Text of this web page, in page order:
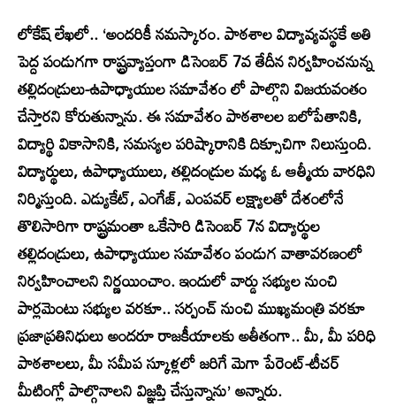
లోకేష్ లేఖలో.. ‘అందరికీ నమస్కారం. పాఠశాల విద్యావ్యవస్థకే అతి
పెద్ద పండుగగా రాష్ట్రవ్యాప్తంగా డిసెంబర్ 7వ తేదీన నిర్వహించనున్న
తల్లిదండ్రులు-ఉపాధ్యాయుల సమావేశం లో పాల్గొని విజయవంతం
చేస్తారని కోరుతున్నాను. ఈ సమావేశం పాఠశాలల బలోపేతానికి,
విద్యార్థి వికాసానికి, సమస్యల పరిష్కారానికి దిక్సూచిగా నిలుస్తుంది.
విద్యార్థులు, ఉపాధ్యాయులు, తల్లిదండ్రుల మధ్య ఓ ఆత్మీయ వారధిని
నిర్మిస్తుంది. ఎడ్యుకేట్, ఎంగేజ్, ఎంపవర్ లక్ష్యాలతో దేశంలోనే
తొలిసారిగా రాష్ట్రమంతా ఒకేసారి డిసెంబర్ 7న విద్యార్థుల
తల్లిదండ్రులు, ఉపాధ్యాయుల సమావేశం పండుగ వాతావరణంలో
నిర్వహించాలని నిర్ణయించాం. ఇందులో వార్డు సభ్యుల నుంచి
పార్లమెంటు సభ్యుల వరకూ.. సర్పంచ్ నుంచి ముఖ్యమంత్రి వరకూ
ప్రజాప్రతినిధులు అందరూ రాజకీయాలకు అతీతంగా.. మీ, మీ పరిధి
పాఠశాలలు, మీ సమీప స్కూళ్లలో జరిగే మెగా పేరెంట్-టీచర్
మీటింగ్లో పాల్గొనాలని విజ్ఞప్తి చేస్తున్నాను’ అన్నారు.